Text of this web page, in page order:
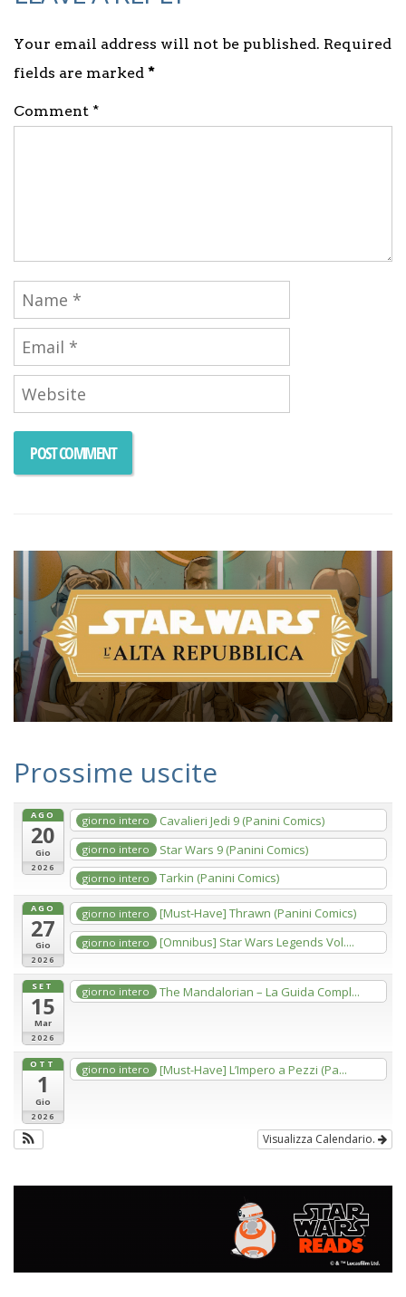
Your email address will not be published. Required
fields are marked *
Comment *
Prossime uscite
AGO
20
Gio
2026
giorno intero Cavalieri Jedi 9 (Panini Comics)
giorno intero Star Wars 9 (Panini Comics)
giorno intero Tarkin (Panini Comics)
AGO
27
Gio
2026
giorno intero [Must-Have] Thrawn (Panini Comics)
giorno intero [Omnibus] Star Wars Legends Vol....
SET
15
Mar
2026
giorno intero The Mandalorian – La Guida Compl...
OTT
1
Gio
2026
giorno intero [Must-Have] L’Impero a Pezzi (Pa...
Visualizza Calendario.